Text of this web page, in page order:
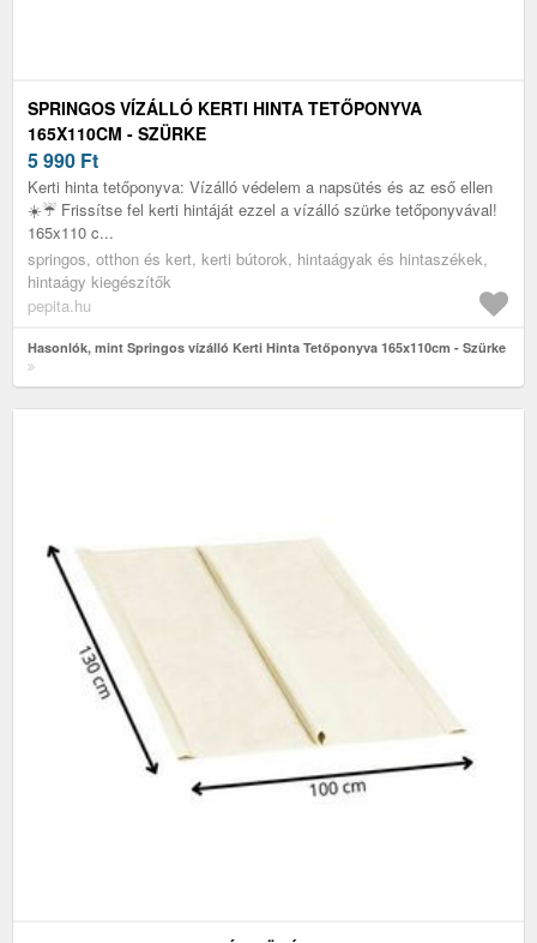
SPRINGOS VÍZÁLLÓ KERTI HINTA TETŐPONYVA
165X110CM - SZÜRKE
5 990 Ft
Kerti hinta tetőponyva: Vízálló védelem a napsütés és az eső ellen
☀️☔ Frissítse fel kerti hintáját ezzel a vízálló szürke tetőponyvával!
165x110 c...
springos, otthon és kert, kerti bútorok, hintaágyak és hintaszékek,
hintaágy kiegészítők
pepita.hu
Hasonlók, mint Springos vízálló Kerti Hinta Tetőponyva 165x110cm - Szürke